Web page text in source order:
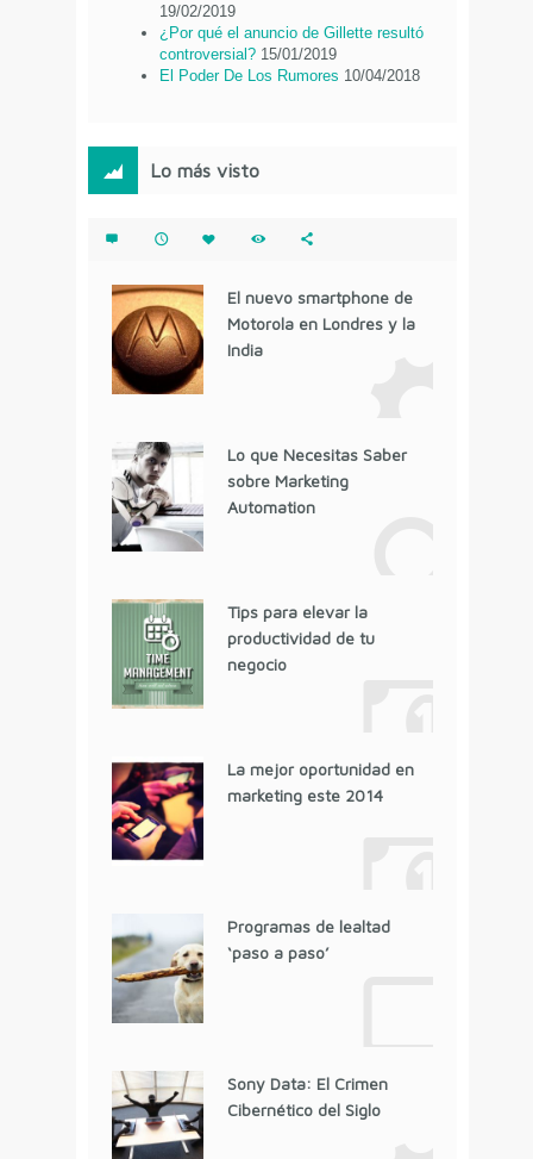
19/02/2019
¿Por qué el anuncio de Gillette resultó
controversial? 15/01/2019
El Poder De Los Rumores 10/04/2018
Lo más visto
El nuevo smartphone de
Motorola en Londres y la
India
Lo que Necesitas Saber
sobre Marketing
Automation
Tips para elevar la
productividad de tu
negocio
La mejor oportunidad en
marketing este 2014
Programas de lealtad
‘paso a paso’
Sony Data: El Crimen
Cibernético del Siglo